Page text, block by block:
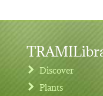
Discover
Plants